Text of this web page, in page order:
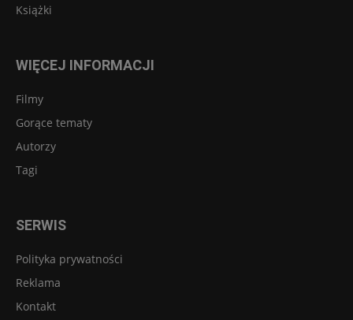
Książki
WIĘCEJ INFORMACJI
Filmy
Gorące tematy
Autorzy
Tagi
SERWIS
Polityka prywatności
Reklama
Kontakt